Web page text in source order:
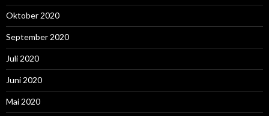
Oktober 2020
September 2020
Juli 2020
Juni 2020
Mai 2020